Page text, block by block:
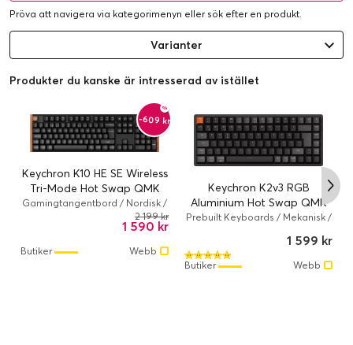
Pröva att navigera via kategorimenyn eller sök efter en produkt.
Varianter
Produkter du kanske är intresserad av istället
-609 kr
Keychron K10 HE SE Wireless
Tri-Mode Hot Swap QMK
Gateron 2.0
Gamingtangentbord / Nordisk /
Magnetisk / Kabelansluten,
Trådlös / RGB1 590 kr
2 199 kr
Webb
Butiker
Keychron K2v3 RGB
Aluminium Hot Swap QMK
Keychron Super Red
Prebuilt Keyboards / Mekanisk /
Keychron / K21 599 kr
Webb
Butiker